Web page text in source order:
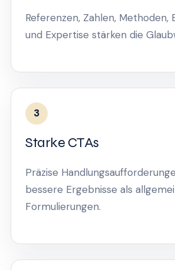
Referenzen, Zahlen, Methoden,
und Expertise stärken die
3
Starke CTAs
Präzise
bessere Ergebnisse als
Formulierungen.